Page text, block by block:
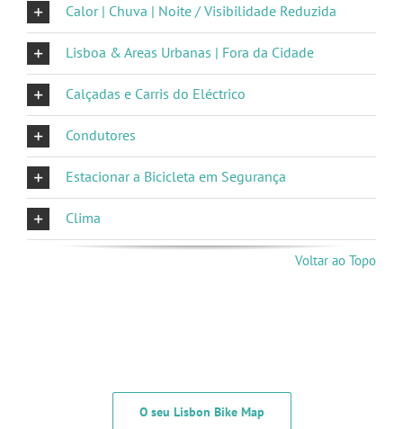
Calor | Chuva | Noite / Visibilidade Reduzida
Lisboa & Areas Urbanas | Fora da Cidade
Calçadas e Carris do Eléctrico
Condutores
Estacionar a Bicicleta em Segurança
Clima
Voltar ao Topo
O seu Lisbon Bike Map